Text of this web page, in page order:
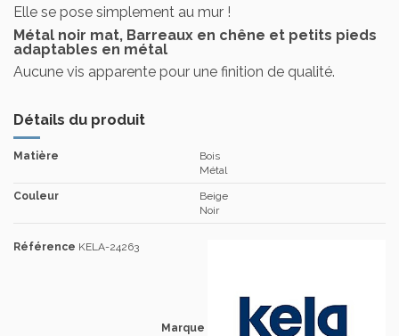
Elle se pose simplement au mur !
Métal noir mat, Barreaux en chêne et petits pieds
adaptables en métal
Aucune vis apparente pour une finition de qualité.
Détails du produit
Matière
Bois
Métal
Couleur
Beige
Noir
Marque
Référence KELA-24263